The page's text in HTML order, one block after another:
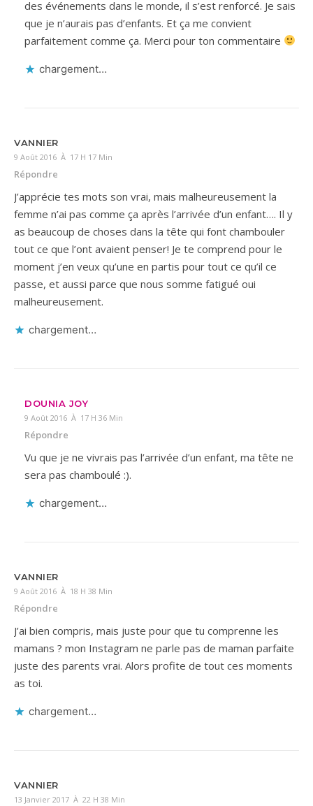
des événements dans le monde, il s’est renforcé. Je sais
que je n’aurais pas d’enfants. Et ça me convient
parfaitement comme ça. Merci pour ton commentaire
chargement…
VANNIER
9 Août 2016 À 17 H 17 Min
Répondre
J’apprécie tes mots son vrai, mais malheureusement la
femme n’ai pas comme ça après l’arrivée d’un enfant…. Il y
as beaucoup de choses dans la tête qui font chambouler
tout ce que l’ont avaient penser! Je te comprend pour le
moment j’en veux qu’une en partis pour tout ce qu’il ce
passe, et aussi parce que nous somme fatigué oui
malheureusement.
chargement…
DOUNIA JOY
9 Août 2016 À 17 H 36 Min
Répondre
Vu que je ne vivrais pas l’arrivée d’un enfant, ma tête ne
sera pas chamboulé :).
chargement…
VANNIER
9 Août 2016 À 18 H 38 Min
Répondre
J’ai bien compris, mais juste pour que tu comprenne les
mamans ? mon Instagram ne parle pas de maman parfaite
juste des parents vrai. Alors profite de tout ces moments
as toi.
chargement…
VANNIER
13 Janvier 2017 À 22 H 38 Min